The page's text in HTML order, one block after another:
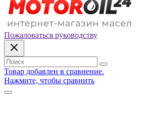
Пожаловаться руководству
Товар добавлен в сравнение.
Нажмите, чтобы сравнить